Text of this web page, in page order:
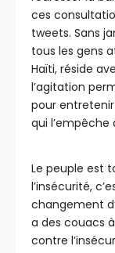
ces
tweets. Sans
tous les gens
Haïti, réside
l’agitation
pour entretenir
qui l’empêche
Le peuple est
l’insécurité,
changement
a des couacs
contre